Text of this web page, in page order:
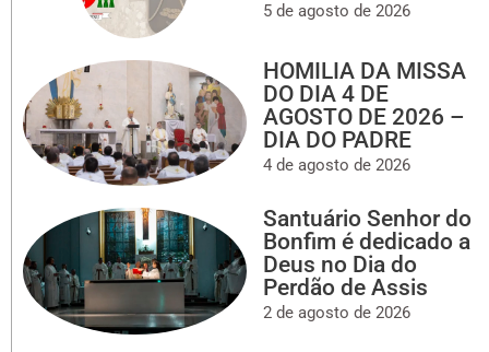
5 de agosto de 2026
HOMILIA DA MISSA
DO DIA 4 DE
AGOSTO DE 2026 –
DIA DO PADRE
4 de agosto de 2026
Santuário Senhor do
Bonfim é dedicado a
Deus no Dia do
Perdão de Assis
2 de agosto de 2026